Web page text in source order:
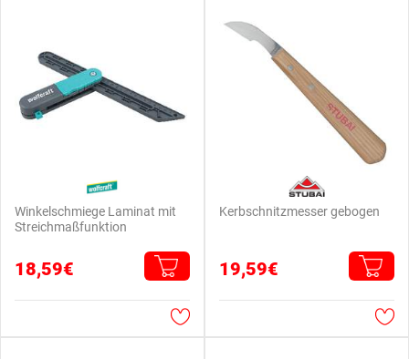
Winkelschmiege Laminat mit
Streichmaßfunktion
18,59€
Kerbschnitzmesser gebogen
19,59€